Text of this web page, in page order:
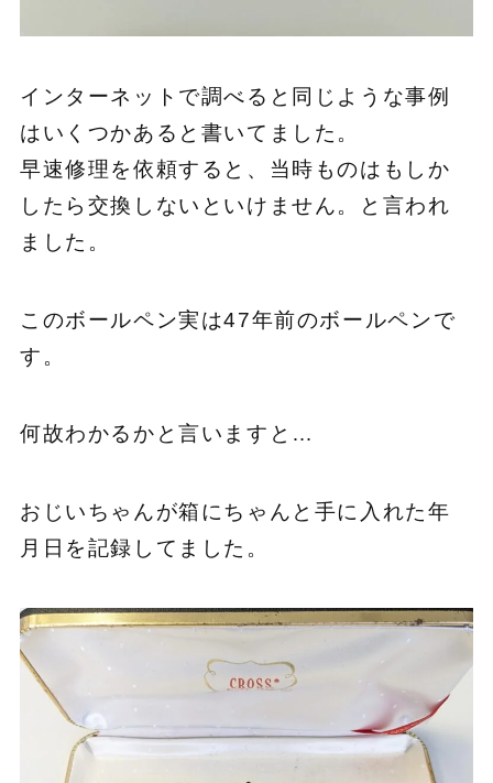
インターネットで調べると同じような事例
はいくつかあると書いてました。
早速修理を依頼すると、当時ものはもしか
したら交換しないといけません。と言われ
ました。
このボールペン実は47年前のボールペンで
す。
何故わかるかと言いますと…
おじいちゃんが箱にちゃんと手に入れた年
月日を記録してました。